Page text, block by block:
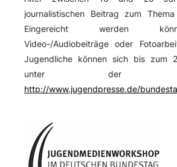
journalistischen Beitrag zum
Eingereicht werden
Video-/Audiobeiträge oder
Jugendliche können sich bis zum
unter der
http://www.jugendpresse.de/